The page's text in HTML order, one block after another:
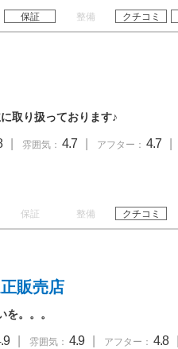
保証 整備 クチコミ
取り扱っております♪
雰囲気： 4.7 アフター： 4.7
保証 整備 クチコミ
販売店
。。。
雰囲気： 4.9 アフター： 4.8